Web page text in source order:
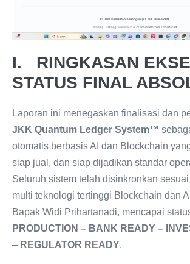
I. RINGKASAN
STATUS FINAL
Laporan ini menegaskan finalisasi dan
JKK Quantum Ledger System™
otomatis berbasis AI dan Blockchain
siap jual, dan siap dijadikan standar
Seluruh sistem telah disinkronkan
multi teknologi tertinggi Blockchain dan
Bapak Widi Prihartanadi, mencapai
PRODUCTION ‒ BANK READY ‒
‒ REGULATOR READY.